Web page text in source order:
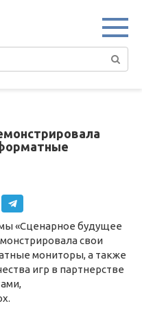
«Сценарное будущее
свои
мониторы, а также
игр в партнерстве